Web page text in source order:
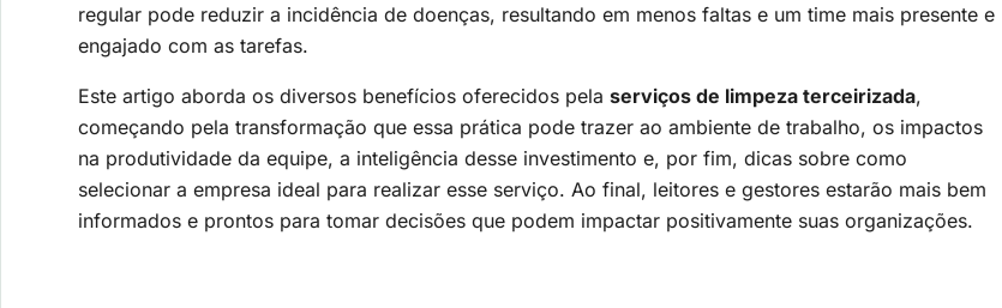
regular pode reduzir a incidência de doenças, resultando em menos faltas e um time mais presente e
engajado com as tarefas.
Este artigo aborda os diversos benefícios oferecidos pela serviços de limpeza terceirizada,
começando pela transformação que essa prática pode trazer ao ambiente de trabalho, os impactos
na produtividade da equipe, a inteligência desse investimento e, por fim, dicas sobre como
selecionar a empresa ideal para realizar esse serviço. Ao final, leitores e gestores estarão mais bem
informados e prontos para tomar decisões que podem impactar positivamente suas organizações.